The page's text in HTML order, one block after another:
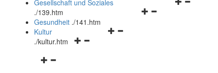
Navigationsmenü
Gesellschaft und Soziales
./139.htm
Navigationsmenü
Gesundheit ./141.htm
Navigationsmenü
Kultur
./kultur.htm
Navigationsmenü